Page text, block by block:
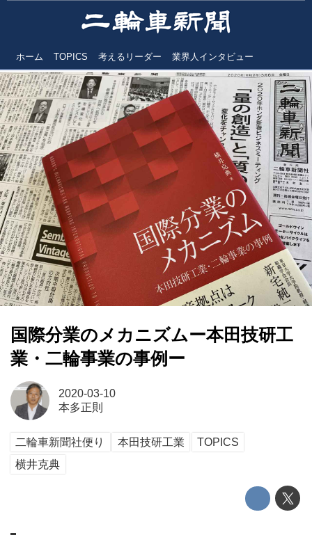
ホーム TOPICS 考えるリーダー 業界人インタビュー
国際分業のメカニズムー本田技研工
業・二輪事業の事例ー
2020-03-10
本多正則
二輪車新聞社便り 本田技研工業
TOPICS
横井克典